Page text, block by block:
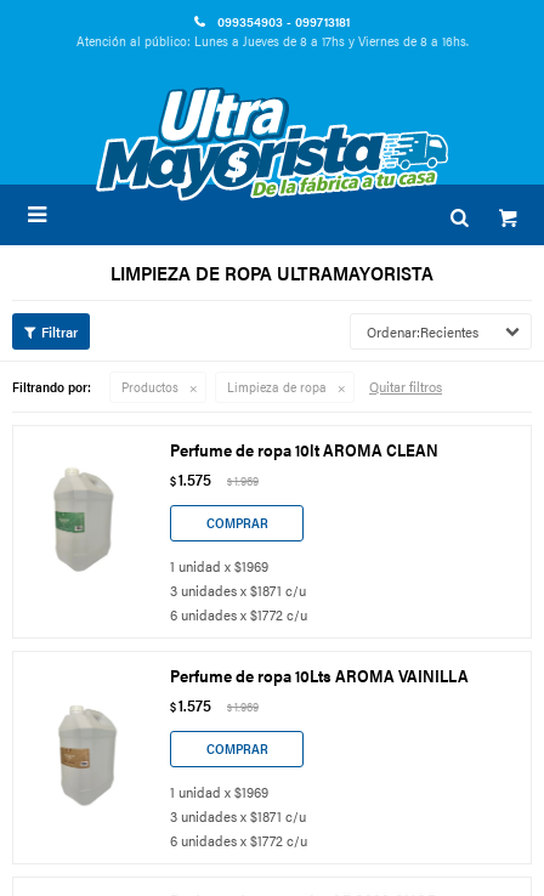
099354903 - 099713181
Atención al público: Lunes a Jueves de 8 a 17hs y Viernes de 8 a 16hs.

LIMPIEZA DE ROPA ULTRAMAYORISTA
Recientes
Filtrando por: Productos Limpieza de ropa Quitar filtros
Perfume de ropa 10lt AROMA CLEAN
$1.575 $1.969
1 unidad x $1969
3 unidades x $1871 c/u
6 unidades x $1772 c/u
Perfume de ropa 10Lts AROMA VAINILLA
$1.575 $1.969
1 unidad x $1969
3 unidades x $1871 c/u
6 unidades x $1772 c/u